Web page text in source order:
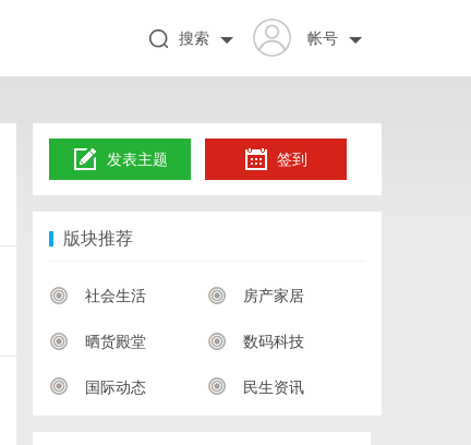
帐号
搜索
发表主题 签到
版块推荐
社会生活 房产家居
晒货殿堂 数码科技
国际动态 民生资讯